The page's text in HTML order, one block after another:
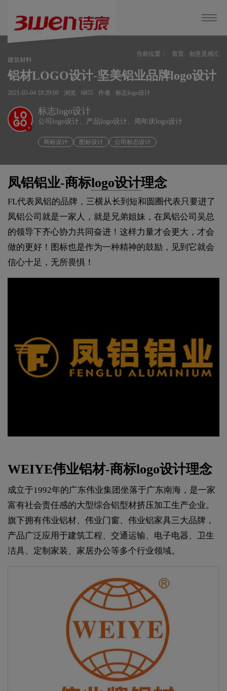
当前位置： 首页
创意灵感汇
建筑材料
铝材LOGO设计-坚美铝业品牌logo设计
2021-05-04 18:29:00 浏览 6855 作者 标志logo设计
v
标志logo设计
公司logo设计、产品logo设计、周年庆logo设计
商标设计 图标设计 公司标志设计
凤铝铝业-商标logo设计理念
FL代表凤铝的品牌，三横从长到短和圆圈代表只要进了
凤铝公司就是一家人，就是兄弟姐妹，在凤铝公司吴总
的领导下齐心协力共同奋进！这样力量才会更大，才会
做的更好！图标也是作为一种精神的鼓励，见到它就会
信心十足，无所畏惧！
WEIYE伟业铝材-商标logo设计理念
成立于1992年的广东伟业集团坐落于广东南海，是一家
富有社会责任感的大型综合铝型材挤压加工生产企业。
旗下拥有伟业铝材、伟业门窗、伟业铝家具三大品牌，
产品广泛应用于建筑工程、交通运输、电子电器、卫生
洁具、定制家装、家居办公等多个行业领域。